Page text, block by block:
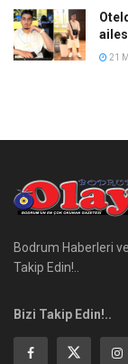
21
Bodrum Haberleri
Takip Edin!..
Bizi Takip Edin!..